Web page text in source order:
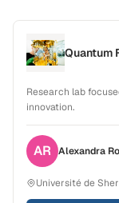
Quantum
Research lab
innovation.
AR Alexandra
Université de